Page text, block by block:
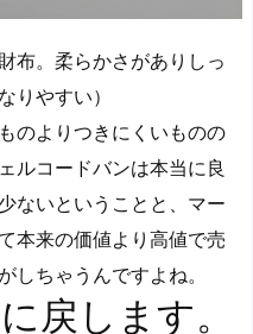
布。柔らかさがありしっ
りやすい）
のよりつきにくいものの
ェルコードバンは本当に良
ないということと、マー
本来の価値より高値で売
しちゃうんですよね。
戻します。